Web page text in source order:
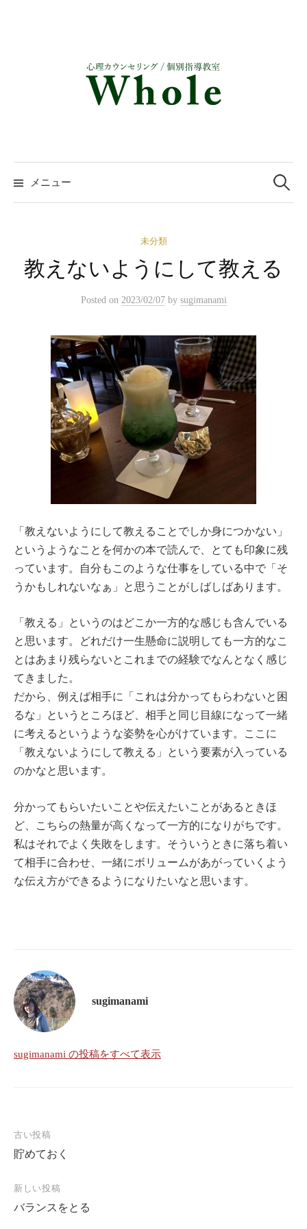
メニュー
索:
未分類
教えないようにして教える
Posted on 2023/02/07 by sugimanami
「教えないようにして教えることでしか身につかない」
というようなことを何かの本で読んで、とても印象に残
っています。自分もこのような仕事をしている中で「そ
うかもしれないなぁ」と思うことがしばしばあります。
「教える」というのはどこか一方的な感じも含んでいる
と思います。どれだけ一生懸命に説明しても一方的なこ
とはあまり残らないとこれまでの経験でなんとなく感じ
てきました。
だから、例えば相手に「これは分かってもらわないと困
るな」というところほど、相手と同じ目線になって一緒
に考えるというような姿勢を心がけています。ここに
「教えないようにして教える」という要素が入っている
のかなと思います。
分かってもらいたいことや伝えたいことがあるときほ
ど、こちらの熱量が高くなって一方的になりがちです。
私はそれでよく失敗をします。そういうときに落ち着い
て相手に合わせ、一緒にボリュームがあがっていくよう
な伝え方ができるようになりたいなと思います。
sugimanami
sugimanami の投稿をすべて表示
投
稿
ビ
古い投稿
貯めておく
新しい投稿
バランスをとる